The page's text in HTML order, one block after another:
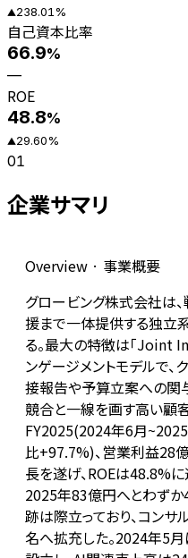
▲238.01 %
自己資本比率
66.9%
—
ROE
48.8%
▲29.60%
01
企業サマリ
Overview · 事業概要
グロービング株式会社は
援まで一体提供する独立
る。最大の特徴は「Joint
ンゲージメントモデルで、
接報告や予算立案への関
競合と一線を画す高い顧
FY2025(2024年6月
比+97.7%)、営業利益28
長を遂げ、ROEは48.8%
2025年83億円へとわず
跡は際立っており、コン
名へ拡充した。2024年5月